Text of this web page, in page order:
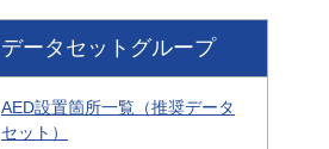
データセットグループ
AED設置箇所一覧（推奨データ
セット）